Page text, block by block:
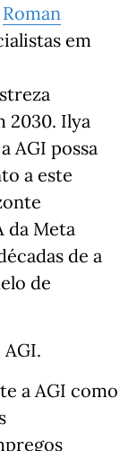
Roman
em
2030. Ilya
AGI possa
a este
da Meta
de a
de
a AGI como